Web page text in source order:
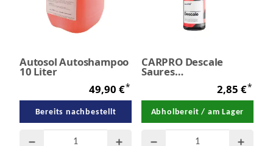
Autosol Autoshampoo
10 Liter
49,90 €*
Bereits nachbestellt
CARPRO Descale
Saures
Shampoo 50 ml - SALE
2,85 €*
Abholbereit / am Lager